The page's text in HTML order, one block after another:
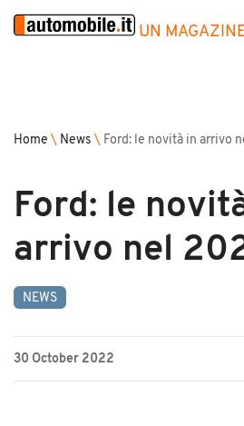
UN
Home \ News \ Ford: le novità in arrivo
Ford: le
arrivo nel
NEWS
30 October 2022